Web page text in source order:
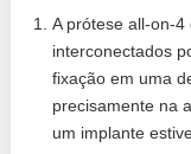
A prótese all-on-
interconectados
fixação em uma
precisamente na
um implante